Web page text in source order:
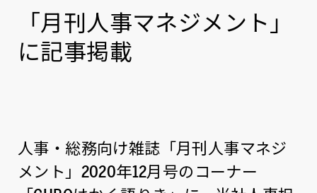
「月刊人事マネジメント」
に記事掲載
人事・総務向け雑誌「月刊人事マネジ
メント」2020年12月号のコーナー